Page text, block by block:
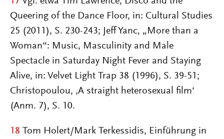
Queering of the Dance Floor, in: Cultural Studies
25 (2011), S. 230-243; Jeff Yanc, „More than a
Woman“: Music, Masculinity and Male
Spectacle in Saturday Night Fever and Staying
Alive, in: Velvet Light Trap 38 (1996), S. 39-51;
Christopoulou, ‚A straight heterosexual film‘
(Anm. 7), S. 10.
18 Tom Holert/Mark Terkessidis, Einführung in